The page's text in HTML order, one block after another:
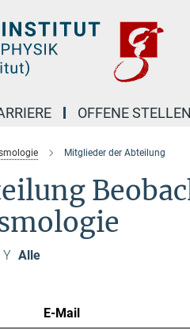
OFFENE STELLEN
Mitglieder der Abteilung
Y Alle
E-Mail